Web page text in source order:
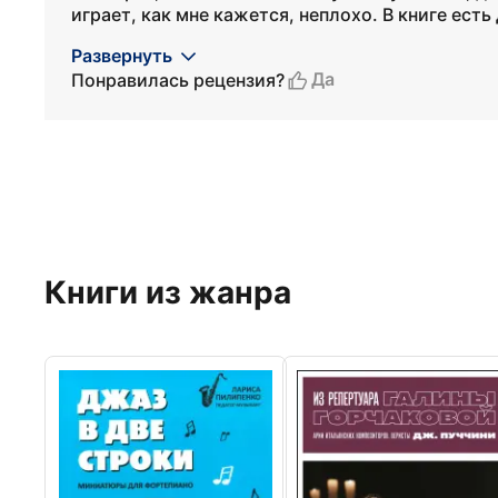
играет, как мне кажется, неплохо. В книге есть
Развернуть
Понравилась рецензия?
Да
Книги из жанра